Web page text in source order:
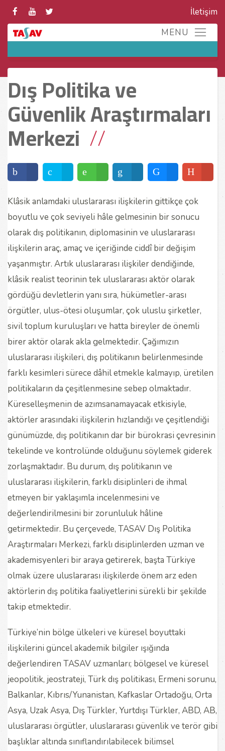
İletişim
Dış Politika ve
Güvenlik Araştırmaları
Merkezi
Klâsik anlamdaki uluslararası ilişkilerin gittikçe çok
boyutlu ve çok seviyeli hâle gelmesinin bir sonucu
olarak dış politikanın, diplomasinin ve uluslararası
ilişkilerin araç, amaç ve içeriğinde ciddî bir değişim
yaşanmıştır. Artık uluslararası ilişkiler dendiğinde,
klâsik realist teorinin tek uluslararası aktör olarak
gördüğü devletlerin yanı sıra, hükümetler-arası
örgütler, ulus-ötesi oluşumlar, çok uluslu şirketler,
sivil toplum kuruluşları ve hatta bireyler de önemli
birer aktör olarak akla gelmektedir. Çağımızın
uluslararası ilişkileri, dış politikanın belirlenmesinde
farklı kesimleri sürece dâhil etmekle kalmayıp, üretilen
politikaların da çeşitlenmesine sebep olmaktadır.
Küreselleşmenin de azımsanamayacak etkisiyle,
aktörler arasındaki ilişkilerin hızlandığı ve çeşitlendiği
günümüzde, dış politikanın dar bir bürokrasi çevresinin
tekelinde ve kontrolünde olduğunu söylemek giderek
zorlaşmaktadır. Bu durum, dış politikanın ve
uluslararası ilişkilerin, farklı disiplinleri de ihmal
etmeyen bir yaklaşımla incelenmesini ve
değerlendirilmesini bir zorunluluk hâline
getirmektedir. Bu çerçevede, TASAV Dış Politika
Araştırmaları Merkezi, farklı disiplinlerden uzman ve
akademisyenleri bir araya getirerek, başta Türkiye
olmak üzere uluslararası ilişkilerde önem arz eden
aktörlerin dış politika faaliyetlerini sürekli bir şekilde
takip etmektedir.
Türkiye’nin bölge ülkeleri ve küresel boyuttaki
ilişkilerini güncel akademik bilgiler ışığında
değerlendiren TASAV uzmanları; bölgesel ve küresel
jeopolitik, jeostrateji, Türk dış politikası, Ermeni sorunu,
Balkanlar, Kıbrıs/Yunanistan, Kafkaslar Ortadoğu, Orta
Asya, Uzak Asya, Dış Türkler, Yurtdışı Türkler, ABD, AB,
uluslararası örgütler, uluslararası güvenlik ve terör gibi
başlıklar altında sınıflandırılabilecek bilimsel